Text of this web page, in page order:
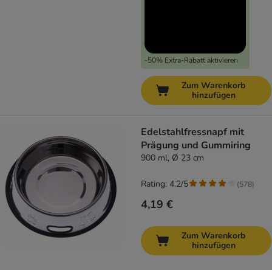
-50% Extra-Rabatt aktivieren
Zum Warenkorb
hinzufügen
Edelstahlfressnapf mit
Prägung und Gummiring
900 ml, Ø 23 cm
4,19 €
Rating: 4.2/5 (578)
Zum Warenkorb
hinzufügen